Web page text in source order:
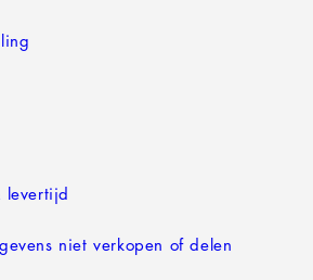
levertijd
niet verkopen of delen